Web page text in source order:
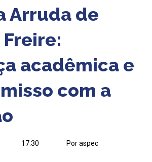
Arruda de
acadêmica e
com a
17:30 Por aspec